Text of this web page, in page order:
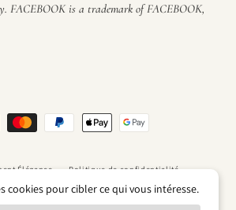
FACEBOOK is a trademark of FACEBOOK,
Élégance Politique de confidentialité
remboursement Conditions d’utilisation
cookies pour cibler ce qui vous intéresse.